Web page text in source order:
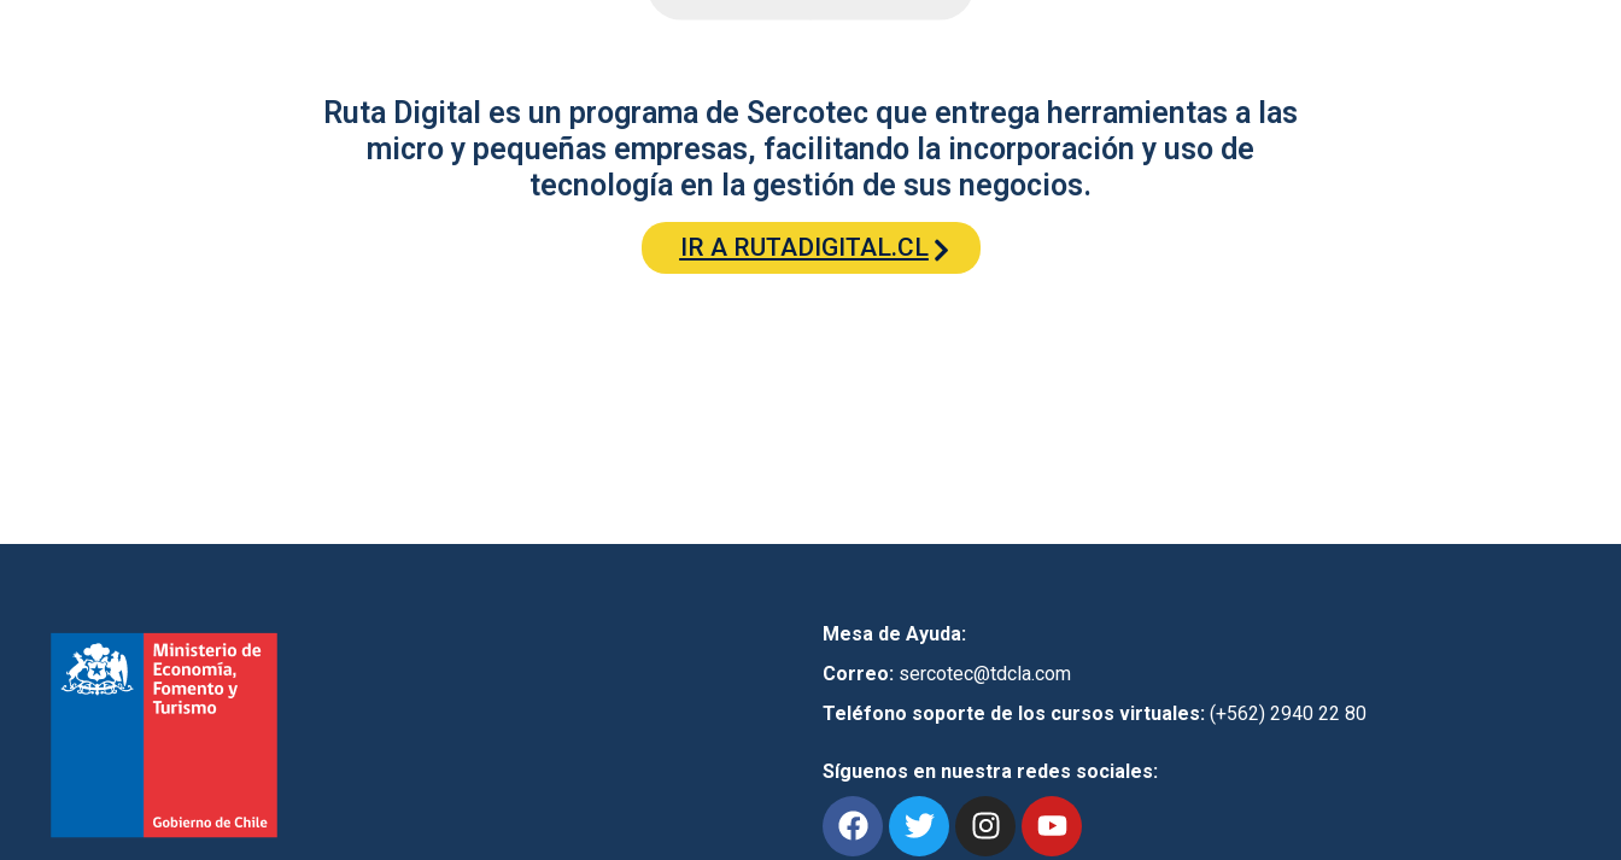
Ruta Digital es un programa de Sercotec que entrega herramientas a las
micro y pequeñas empresas, facilitando la incorporación y uso de
tecnología en la gestión de sus negocios.
IR A RUTADIGITAL.CL
Mesa de Ayuda:
Correo: sercotec@tdcla.com
Teléfono soporte de los cursos virtuales: (+562) 2940 22 80
Síguenos en nuestra redes sociales: